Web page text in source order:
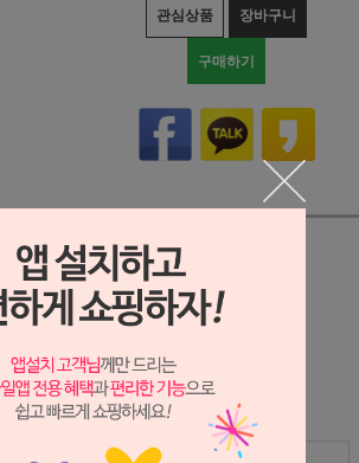
관심상품 장바구니
구매하기
상세정보 새창 열기